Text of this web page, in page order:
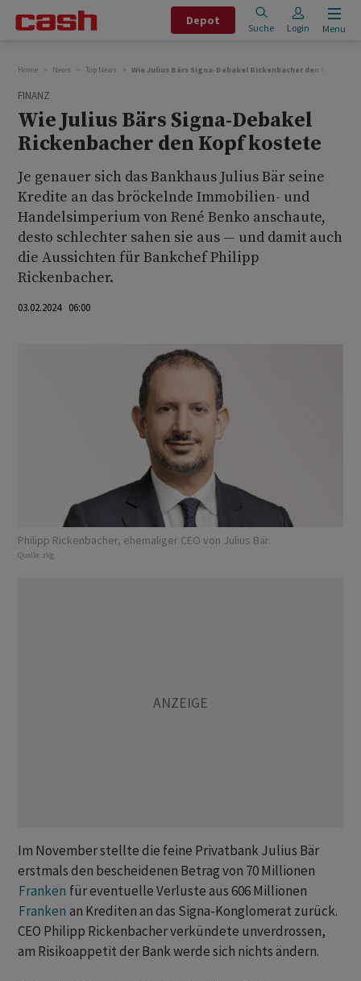
Depot
Suche Login Menu
Home News Top News Wie Julius Bärs Signa-Debakel Rickenbacher den Kopf
FINANZ
Wie Julius Bärs Signa-Debakel
Rickenbacher den Kopf kostete
Je genauer sich das Bankhaus Julius Bär seine
Kredite an das bröckelnde Immobilien- und
Handelsimperium von René Benko anschaute,
desto schlechter sahen sie aus — und damit auch
die Aussichten für Bankchef Philipp
Rickenbacher.
03.02.2024 06:00
Philipp Rickenbacher, ehemaliger CEO von Julius Bär.
Quelle: zVg
Im November stellte die feine Privatbank Julius Bär
erstmals den bescheidenen Betrag von 70 Millionen
Franken für eventuelle Verluste aus 606 Millionen
Franken an Krediten an das Signa-Konglomerat zurück.
CEO Philipp Rickenbacher verkündete unverdrossen,
am Risikoappetit der Bank werde sich nichts ändern.